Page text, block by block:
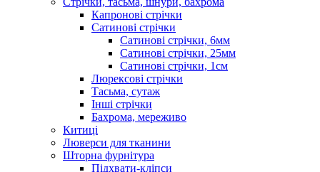
Капронові стрічки
Сатинові стрічки
Сатинові стрічки, 6мм
Сатинові стрічки, 25мм
Сатинові стрічки, 1см
Люрексові стрічки
Тасьма, сутаж
Інші стрічки
Бахрома, мереживо
Китиці
Люверси для тканини
Шторна фурнітура
Підхвати-кліпси